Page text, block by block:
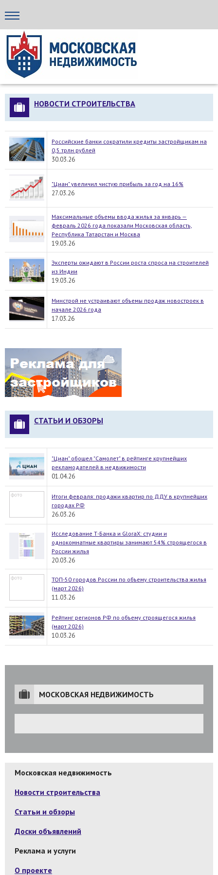
Стройка24
НОВОСТИ СТРОИТЕЛЬСТВА
Российские банки сократили кредиты застройщикам на
0,5 трлн рублей
30.03.26
"Циан" увеличил чистую прибыль за год на 16%
27.03.26
Максимальные объемы ввода жилья за январь —
февраль 2026 года показали Московская область,
Республика Татарстан и Москва
19.03.26
Эксперты ожидают в России роста спроса на строителей
из Индии
19.03.26
Минстрой не устраивают объемы продаж новостроек в
начале 2026 года
17.03.26
СТАТЬИ И ОБЗОРЫ
"Циан" обошел "Самолет" в рейтинге крупнейших
рекламодателей в недвижимости
01.04.26
Итоги февраля: продажи квартир по ДДУ в крупнейших
городах РФ
26.03.26
Исследование Т-Банка и GloraX: студии и
однокомнатные квартиры занимают 54% строящегося в
России жилья
20.03.26
ТОП-50 городов России по объему строительства жилья
(март 2026)
11.03.26
Рейтинг регионов РФ по объему строящегося жилья
(март 2026)
10.03.26
МОСКОВСКАЯ НЕДВИЖИМОСТЬ
Московская недвижимость
Новости строительства
Статьи и обзоры
Доски объявлений
Реклама и услуги
О проекте